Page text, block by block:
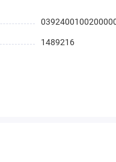
1489216